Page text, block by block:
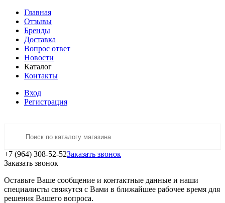
Главная
Отзывы
Бренды
Доставка
Вопрос ответ
Новости
Каталог
Контакты
Вход
Регистрация
+7 (964) 308-52-52Заказать звонок
Заказать звонок
Оставьте Ваше сообщение и контактные данные и наши
специалисты свяжутся с Вами в ближайшее рабочее время для
решения Вашего вопроса.